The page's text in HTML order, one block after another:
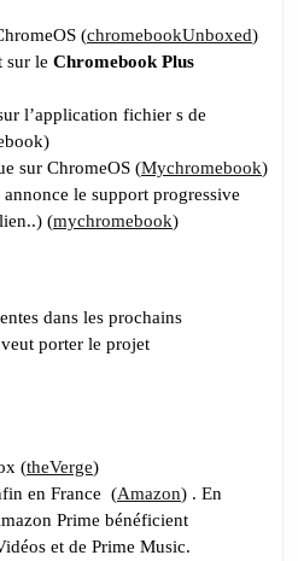
(chromebookUnboxed)
sur le Chromebook Plus
l’application fichier s de
sur ChromeOS (Mychromebook)
le support progressive
(mychromebook)
dans les prochains
porter le projet
(theVerge)
en France (Amazon) . En
Prime bénéficient
et de Prime Music.